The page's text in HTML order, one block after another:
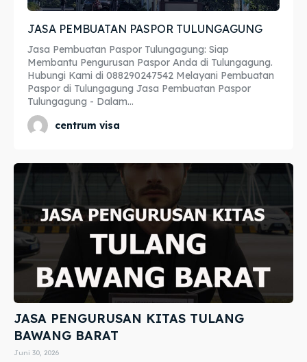
Asuransi
Asuransi
JASA PEMBUATAN PASPOR TULUNGAGUNG
Jasa Pembuatan Paspor Tulungagung: Siap
Membantu Pengurusan Paspor Anda di Tulungagung.
Hubungi Kami di 088290247542 Melayani Pembuatan
Paspor di Tulungagung Jasa Pembuatan Paspor
Tulungagung - Dalam...
centrum visa
JASA PENGURUSAN KITAS TULANG
BAWANG BARAT
Juni 30, 2026